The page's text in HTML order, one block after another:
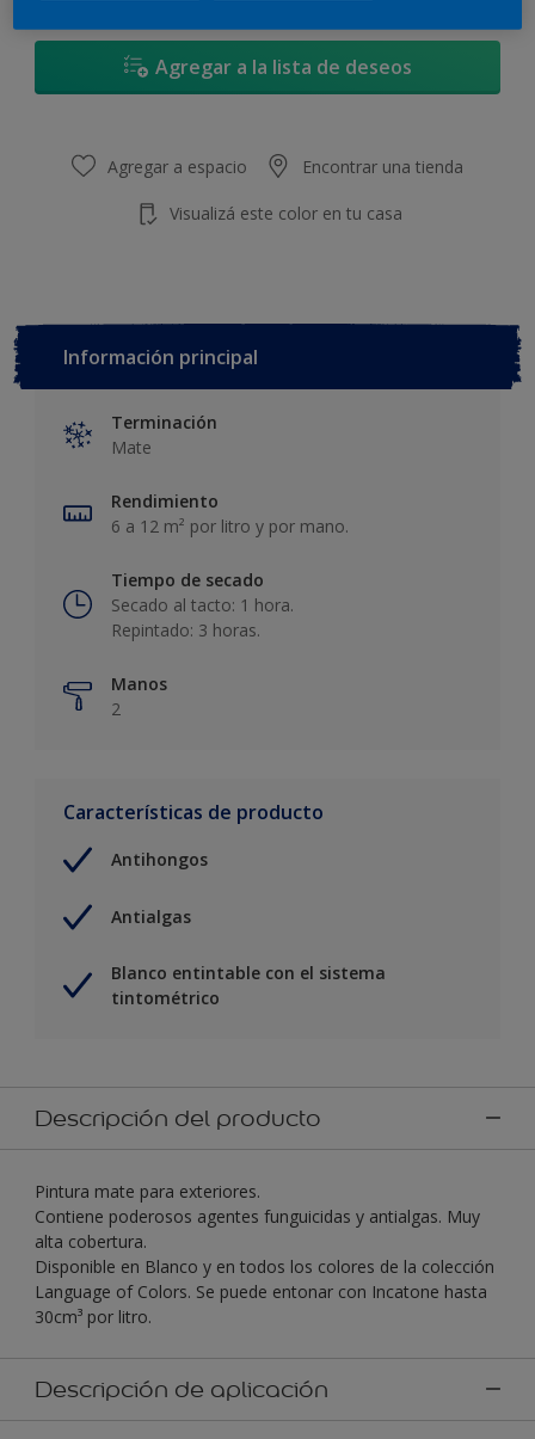
Agregar a la lista de deseos
Agregar a espacio Encontrar una tienda
Visualizá este color en tu casa
Información principal
Terminación
Mate
Rendimiento
6 a 12 m² por litro y por mano.
Tiempo de secado
Secado al tacto: 1 hora.
Repintado: 3 horas.
Manos
2
Características de producto
Antihongos
Antialgas
Blanco entintable con el sistema
tintométrico
Descripción del producto
Pintura mate para exteriores.
Contiene poderosos agentes funguicidas y antialgas. Muy
alta cobertura.
Disponible en Blanco y en todos los colores de la colección
Language of Colors. Se puede entonar con Incatone hasta
30cm³ por litro.
Descripción de aplicación